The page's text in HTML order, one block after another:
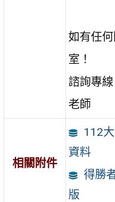
如有任
室！
諮詢專
老師
相關附件
112
資料
得勝
版